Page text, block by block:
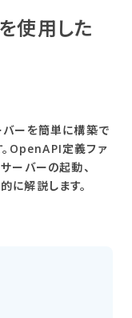
使用した​
ーを簡単に構築で
OpenAPI定義ファ
ーバーの起動、
に解説します。